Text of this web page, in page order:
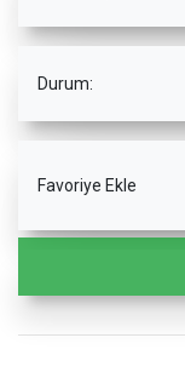
Durum:
Favoriye Ekle